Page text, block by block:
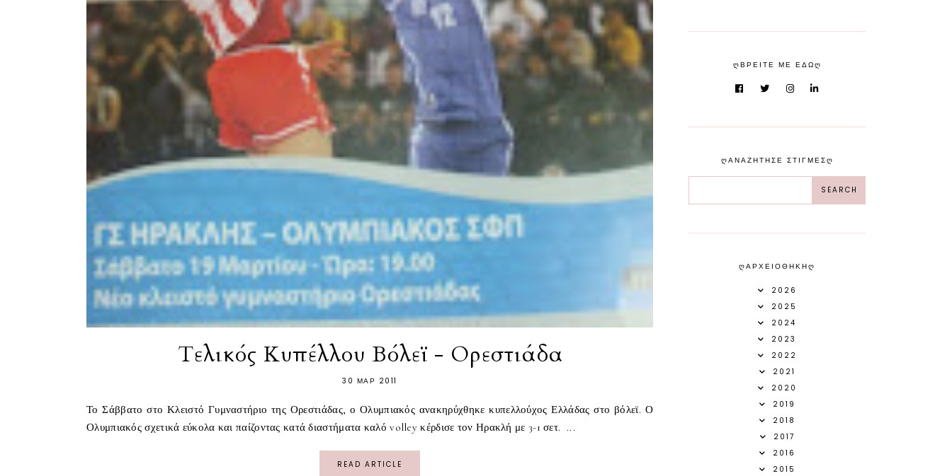
Τελικός Κυπέλλου Βόλεϊ - Ορεστιάδα
30 ΜΑΡ 2011
Το Σάββατο στο Κλειστό Γυμναστήριο της Ορεστιάδας, ο Ολυμπιακός ανακηρύχθηκε κυπελλούχος Ελλάδας στο βόλεϊ. Ο
Ολυμπιακός σχετικά εύκολα και παίζοντας κατά διαστήματα καλό volley κέρδισε τον Ηρακλή με 3-1 σετ. ...
READ ARTICLE
ᲦΒΡΕΙΤΕ ΜΕ ΕΔΩᲦ
ᲦΑΝΑΖΗΤΗΣΕ ΣΤΙΓΜΕΣᲦ
ᲦΑΡΧΕΙΟΘΗΚΗᲦ
2026
2025
2024
2023
2022
2021
2020
2019
2018
2017
2016
2015